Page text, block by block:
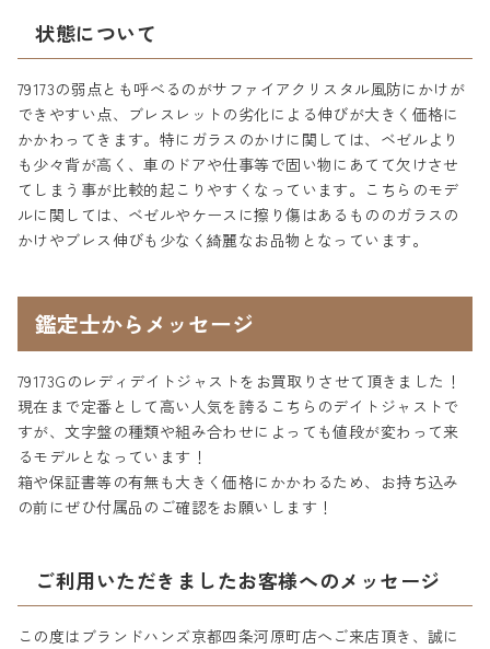
状態について
79173の弱点とも呼べるのがサファイアクリスタル風防にかけが
できやすい点、ブレスレットの劣化による伸びが大きく価格に
かかわってきます。特にガラスのかけに関しては、ベゼルより
も少々背が高く、車のドアや仕事等で固い物にあてて欠けさせ
てしまう事が比較的起こりやすくなっています。こちらのモデ
ルに関しては、ベゼルやケースに擦り傷はあるもののガラスの
かけやブレス伸びも少なく綺麗なお品物となっています。
鑑定士からメッセージ
79173Gのレディデイトジャストをお買取りさせて頂きました！
現在まで定番として高い人気を誇るこちらのデイトジャストで
すが、文字盤の種類や組み合わせによっても値段が変わって来
るモデルとなっています！
箱や保証書等の有無も大きく価格にかかわるため、お持ち込み
の前にぜひ付属品のご確認をお願いします！
ご利用いただきましたお客様へのメッセージ
この度はブランドハンズ京都四条河原町店へご来店頂き、誠に